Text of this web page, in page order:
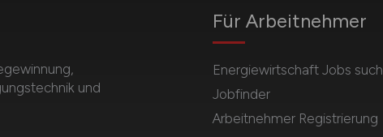
und
Für Arbeitnehmer
Energiewirtschaft Jobs
Jobfinder
Arbeitnehmer Registrierung